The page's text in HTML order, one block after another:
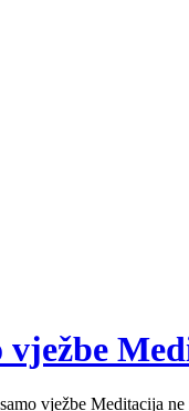
vježbe
vježbe Meditacija ne